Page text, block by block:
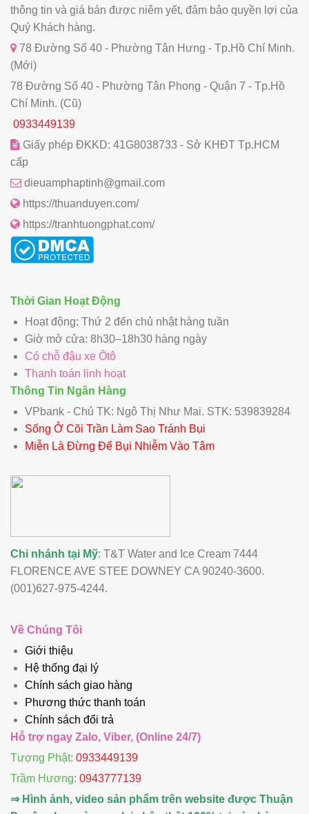
thông tin và giá bán được niêm yết, đảm bảo quyền lợi của
Quý Khách hàng.
78 Đường Số 40 - Phường Tân Hưng - Tp.Hồ Chí Minh.
(Mới)
78 Đường Số 40 - Phường Tân Phong - Quận 7 - Tp.Hồ
Chí Minh. (Cũ)
0933449139
Giấy phép ĐKKD: 41G8038733 - Sở KHĐT Tp.HCM
cấp
dieuamphaptinh@gmail.com
https://thuanduyen.com/
https://tranhtuongphat.com/
Thời Gian Hoạt Động
Hoạt động: Thứ 2 đến chủ nhật hàng tuần
Giờ mở cửa: 8h30–18h30 hàng ngày
Có chỗ đậu xe Ôtô
Thanh toán linh hoạt
Thông Tin Ngân Hàng
VPbank - Chủ TK: Ngô Thị Như Mai. STK: 539839284
Sống Ở Cõi Trần Làm Sao Tránh Bụi
Miễn Là Đừng Để Bụi Nhiễm Vào Tâm
Chi nhánh tại Mỹ: T&T Water and Ice Cream 7444
FLORENCE AVE STEE DOWNEY CA 90240-3600.
(001)627-975-4244.
Về Chúng Tôi
Giới thiệu
Hệ thống đại lý
Chính sách giao hàng
Phương thức thanh toán
Chính sách đổi trả
Hỗ trợ ngay Zalo, Viber, (Online 24/7)
Tượng Phật: 0933449139
Trầm Hương: 0943777139
⇒ Hình ảnh, video sản phẩm trên website được Thuận